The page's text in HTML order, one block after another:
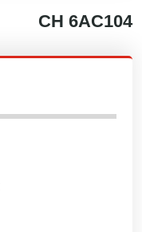
CH 6AC104